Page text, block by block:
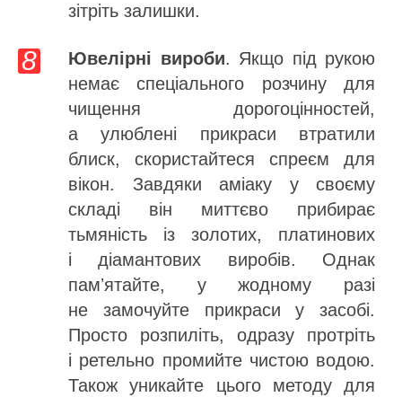
зітріть залишки.
Ювелірні вироби. Якщо під рукою
немає спеціального розчину для
чищення дорогоцінностей,
а улюблені прикраси втратили
блиск, скористайтеся спреєм для
вікон. Завдяки аміаку у своєму
складі він миттєво прибирає
тьмяність із золотих, платинових
і діамантових виробів. Однак
памʼятайте, у жодному разі
не замочуйте прикраси у засобі.
Просто розпиліть, одразу протріть
і ретельно промийте чистою водою.
Також уникайте цього методу для